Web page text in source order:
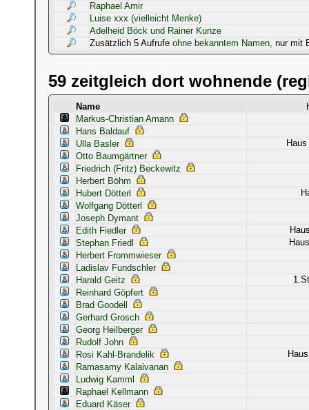
Raphael Amir
Luise xxx (vielleicht Menke)
Adelheid Böck und Rainer Kunze
Zusätzlich 5 Aufrufe ohne bekanntem Namen, nur mit
59 zeitgleich dort wohnende
Name
Markus-Christian Amann
Hans Baldauf
Ulla Basler
Otto Baumgärtner
Friedrich (Fritz) Beckewitz
Herbert Böhm
Hubert Dötterl
Wolfgang Dötterl
Joseph Dymant
Edith Fiedler
Stephan Friedl
Herbert Frommwieser
Ladislav Fundschler
Harald Geitz
Reinhard Göpfert
Brad Goodell
Gerhard Grosch
Georg Heilberger
Rudolf John
Rosi Kahl-Brandelik
Ramasamy Kalaivanan
Ludwig Kamml
Raphael Kellmann
Eduard Käser